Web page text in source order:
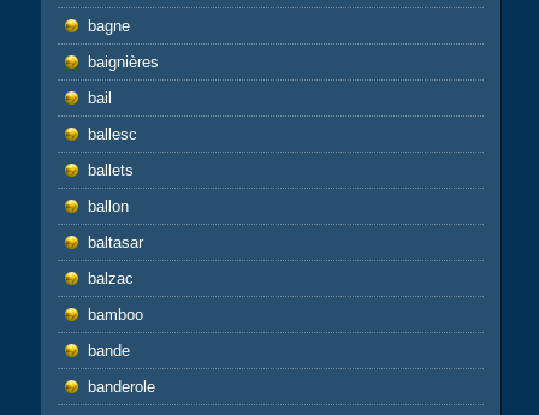
bagne
baignières
bail
ballesc
ballets
ballon
baltasar
balzac
bamboo
bande
banderole